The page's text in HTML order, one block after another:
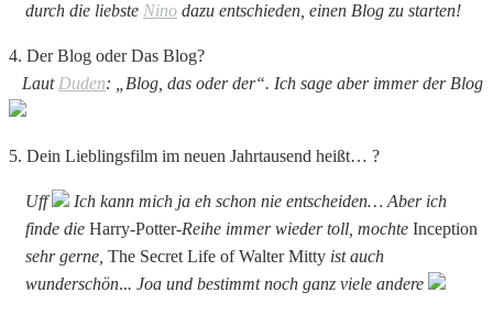
durch die liebste Nino dazu entschieden, einen Blog zu starten!
4. Der Blog oder Das Blog?
LautDuden: „Blog, das oder der“. Ich sage aber immer der Blog
5. Dein Lieblingsfilm im neuen Jahrtausend heißt… ?
Uff
Ich kann mich ja eh schon nie entscheiden… Aber ich
finde die Harry-Potter-Reihe immer wieder toll, mochte Inception
sehr gerne, The Secret Life of Walter Mitty ist auch
wunderschön... Joa und bestimmt noch ganz viele andere